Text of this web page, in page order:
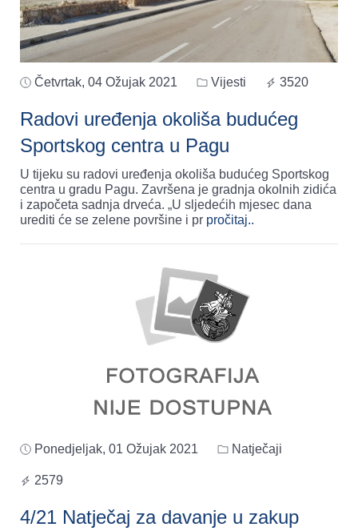
Četvrtak, 04 Ožujak 2021 Vijesti 3520
Radovi uređenja okoliša budućeg
Sportskog centra u Pagu
U tijeku su radovi uređenja okoliša budućeg Sportskog
centra u gradu Pagu. Završena je gradnja okolnih zidića
i započeta sadnja drveća. „U sljedećih mjesec dana
urediti će se zelene površine i pr pročitaj..
Ponedjeljak, 01 Ožujak 2021 Natječaji
2579
4/21 Natječaj za davanje u zakup